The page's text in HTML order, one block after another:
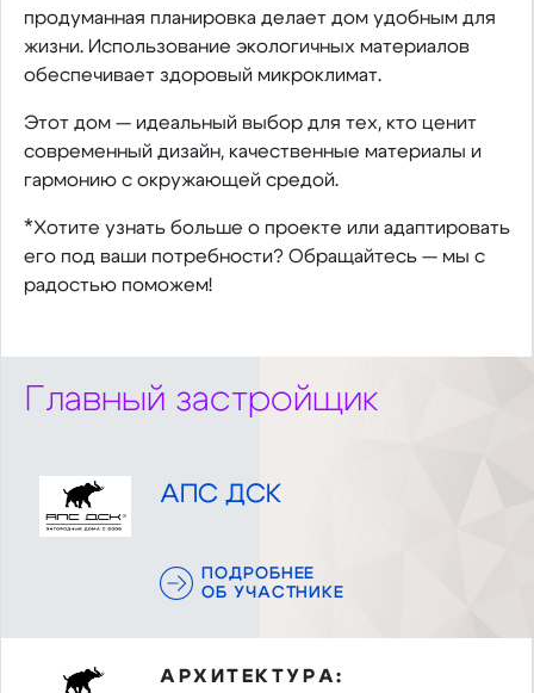
продуманная планировка делает дом удобным для
жизни. Использование экологичных материалов
обеспечивает здоровый микроклимат.
Этот дом — идеальный выбор для тех, кто ценит
современный дизайн, качественные материалы и
гармонию с окружающей средой.
*Хотите узнать больше о проекте или адаптировать
его под ваши потребности? Обращайтесь — мы с
радостью поможем!
Главный застройщик
АПС ДСК
ПОДРОБНЕЕ
ОБ УЧАСТНИКЕ
АРХИТЕКТУРА: